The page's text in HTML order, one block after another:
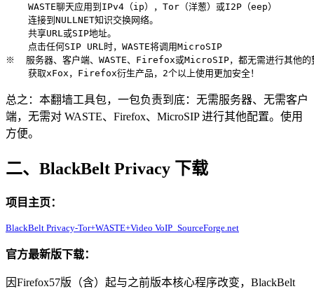
    WASTE聊天应用到IPv4（ip），Tor（洋葱）或I2P（eep）
    连接到NULLNET知识交换网络。
    共享URL或SIP地址。
    点击任何SIP URL时，WASTE将调用MicroSIP
※  服务器、客户端、WASTE、Firefox或MicroSIP，都无需进行其他的
总之：本翻墙工具包，一包负责到底：无需服务器、无需客户
端，无需对 WASTE、Firefox、MicroSIP 进行其他配置。使用
方便。
二、BlackBelt Privacy 下载
项目主页：
BlackBelt Privacy-Tor+WASTE+Video VoIP_SourceForge.net
官方最新版下载：
因Firefox57版（含）起与之前版本核心程序改变，BlackBelt